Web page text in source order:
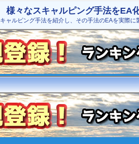
様々なスキャルピング手法をEA
キャルピング手法を紹介し、その手法のEAを実際